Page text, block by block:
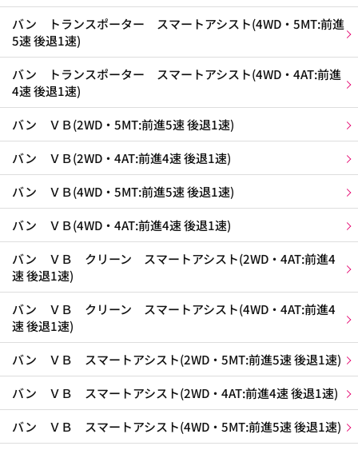
バン トランスポーター スマートアシスト(4WD・5MT:前進
5速 後退1速)
バン トランスポーター スマートアシスト(4WD・4AT:前進
4速 後退1速)
バン ＶＢ(2WD・5MT:前進5速 後退1速)
バン ＶＢ(2WD・4AT:前進4速 後退1速)
バン ＶＢ(4WD・5MT:前進5速 後退1速)
バン ＶＢ(4WD・4AT:前進4速 後退1速)
バン ＶＢ クリーン スマートアシスト(2WD・4AT:前進4
速 後退1速)
バン ＶＢ クリーン スマートアシスト(4WD・4AT:前進4
速 後退1速)
バン ＶＢ スマートアシスト(2WD・5MT:前進5速 後退1速)
バン ＶＢ スマートアシスト(2WD・4AT:前進4速 後退1速)
バン ＶＢ スマートアシスト(4WD・5MT:前進5速 後退1速)